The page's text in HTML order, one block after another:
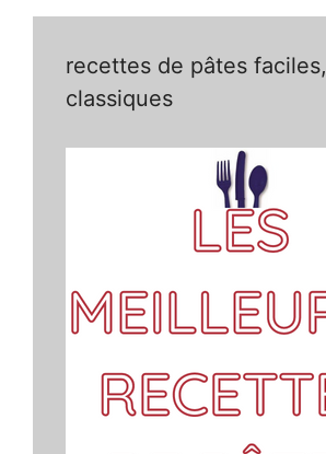
recettes de pâtes faciles,
classiques